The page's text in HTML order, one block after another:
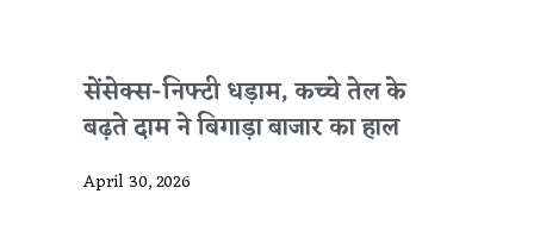
सेंसेक्स-निफ्टी धड़ाम, कच्चे तेल के
बढ़ते दाम ने बिगाड़ा बाजार का हाल
April 30, 2026